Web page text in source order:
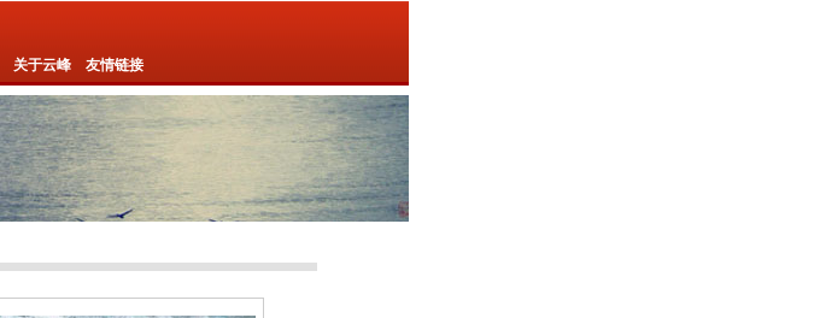
关于云峰 友情链接